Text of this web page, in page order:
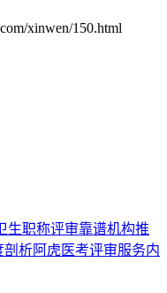
xinwen/150.html
生职称评审靠谱机构推
析阿虎医考评审服务内